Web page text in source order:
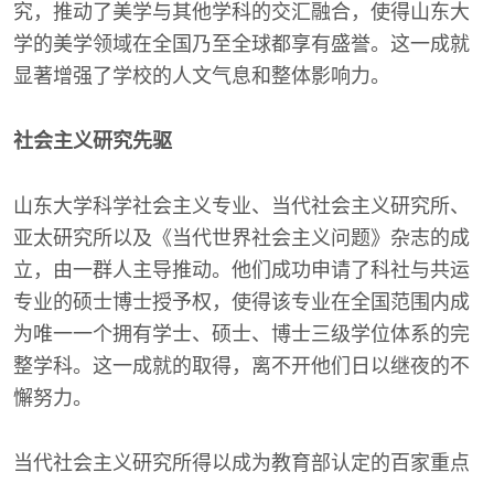
究，推动了美学与其他学科的交汇融合，使得山东大
学的美学领域在全国乃至全球都享有盛誉。这一成就
显著增强了学校的人文气息和整体影响力。
社会主义研究先驱
山东大学科学社会主义专业、当代社会主义研究所、
亚太研究所以及《当代世界社会主义问题》杂志的成
立，由一群人主导推动。他们成功申请了科社与共运
专业的硕士博士授予权，使得该专业在全国范围内成
为唯一一个拥有学士、硕士、博士三级学位体系的完
整学科。这一成就的取得，离不开他们日以继夜的不
懈努力。
当代社会主义研究所得以成为教育部认定的百家重点